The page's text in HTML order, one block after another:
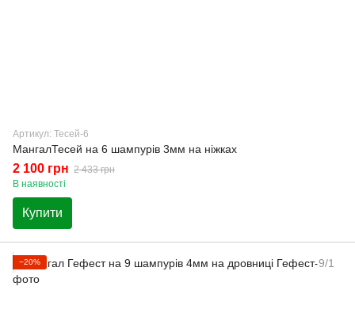
Артикул: Тесей-6
МангалТесей на 6 шампурів 3мм на ніжках
2 100 грн 2 433 грн
В наявності
Купити
−20%